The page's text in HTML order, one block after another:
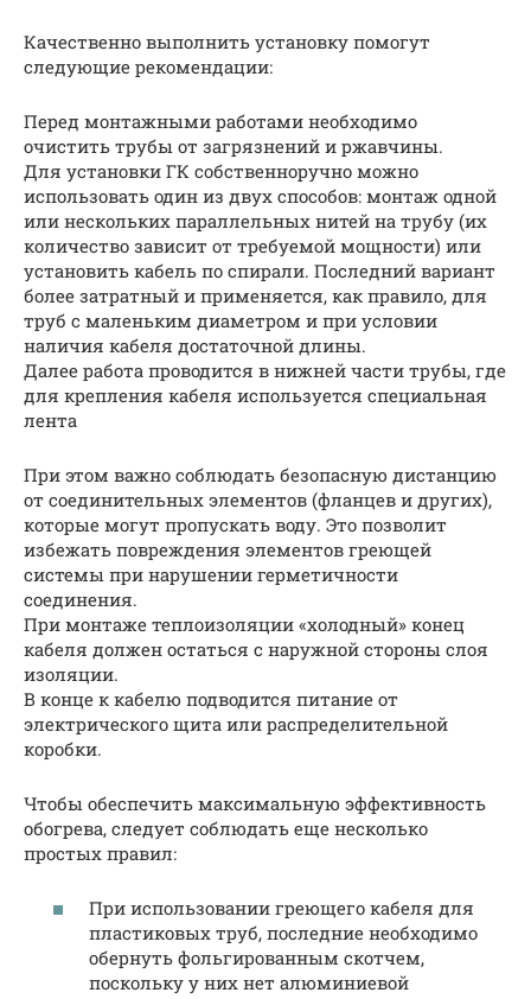
Качественно выполнить установку помогут
следующие рекомендации:
Перед монтажными работами необходимо
очистить трубы от загрязнений и ржавчины.
Для установки ГК собственноручно можно
использовать один из двух способов: монтаж одной
или нескольких параллельных нитей на трубу (их
количество зависит от требуемой мощности) или
установить кабель по спирали. Последний вариант
более затратный и применяется, как правило, для
труб с маленьким диаметром и при условии
наличия кабеля достаточной длины.
Далее работа проводится в нижней части трубы, где
для крепления кабеля используется специальная
лента
При этом важно соблюдать безопасную дистанцию
от соединительных элементов (фланцев и других),
которые могут пропускать воду. Это позволит
избежать повреждения элементов греющей
системы при нарушении герметичности
соединения.
При монтаже теплоизоляции «холодный» конец
кабеля должен остаться с наружной стороны слоя
изоляции.
В конце к кабелю подводится питание от
электрического щита или распределительной
коробки.
Чтобы обеспечить максимальную эффективность
обогрева, следует соблюдать еще несколько
простых правил:
При использовании греющего кабеля для
пластиковых труб, последние необходимо
обернуть фольгированным скотчем,
поскольку у них нет алюминиевой